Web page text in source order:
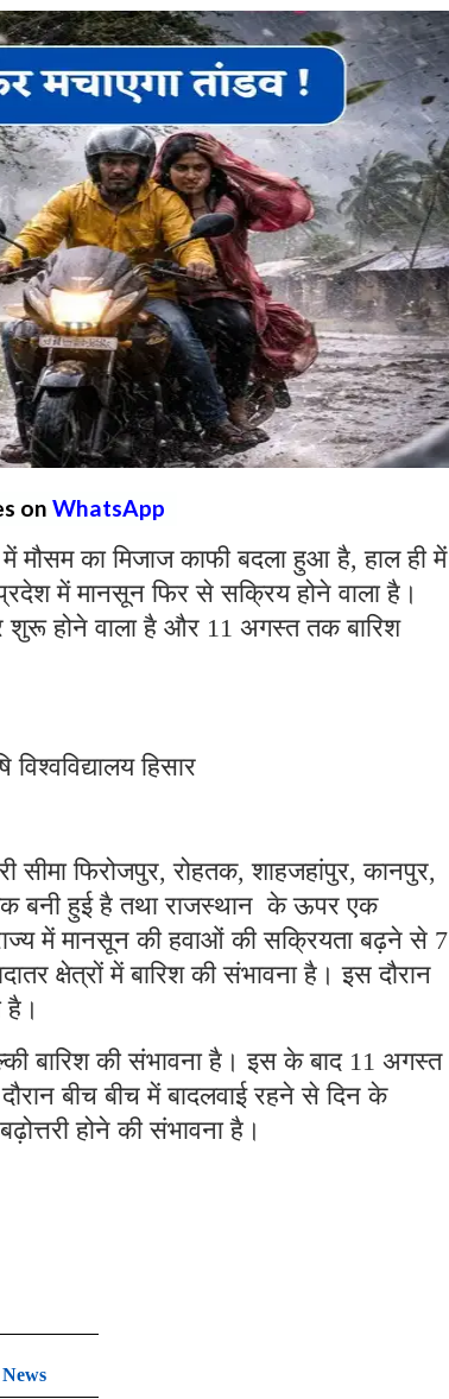
on WhatsApp
में मौसम का मिजाज काफी बदला हुआ है, हाल ही में
प्रदेश में मानसून फिर से सक्रिय होने वाला है।
शुरू होने वाला है और 11 अगस्त तक बारिश
हिसार
सीमा फिरोजपुर, रोहतक, शाहजहांपुर, कानपुर,
तक बनी हुई है तथा राजस्थान के ऊपर एक
में मानसून की हवाओं की सक्रियता बढ़ने से 7
क्षेत्रों में बारिश की संभावना है। इस दौरान
है।
बारिश की संभावना है। इस के बाद 11 अगस्त
बीच बीच में बादलवाई रहने से दिन के
होने की संभावना है।